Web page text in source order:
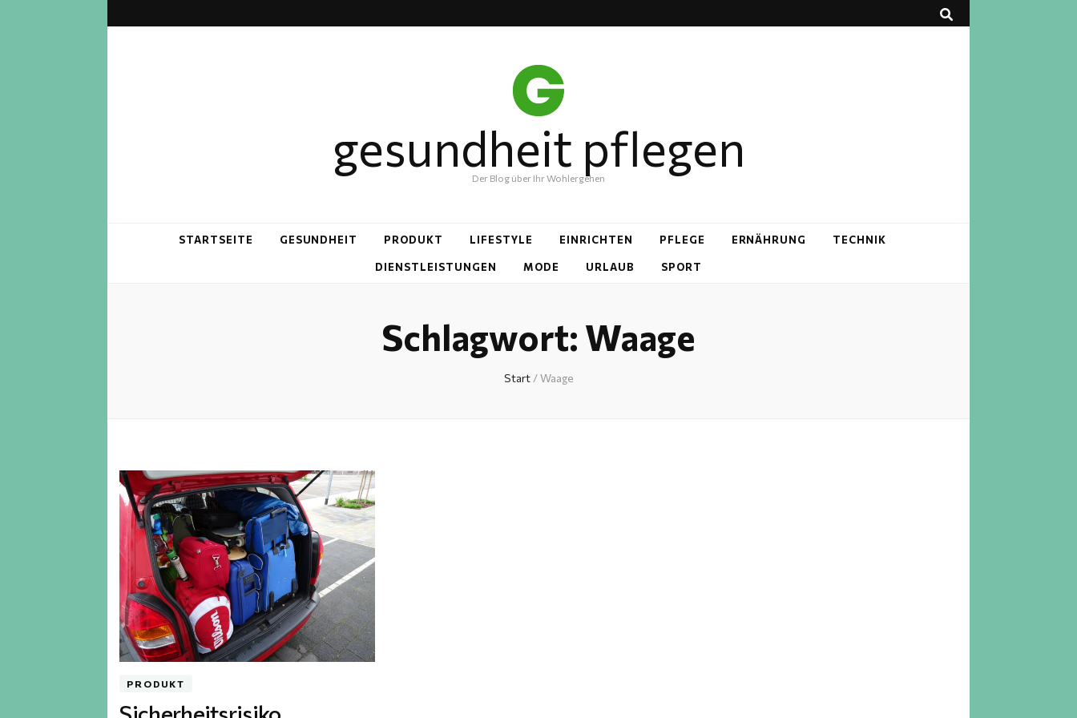
gesundheit pflegen
Der Blog über Ihr Wohlergehen
STARTSEITE GESUNDHEIT PRODUKT LIFESTYLE EINRICHTEN PFLEGE ERNÄHRUNG TECHNIK
DIENSTLEISTUNGEN MODE URLAUB SPORT
Schlagwort: Waage
Start / Waage
PRODUKT